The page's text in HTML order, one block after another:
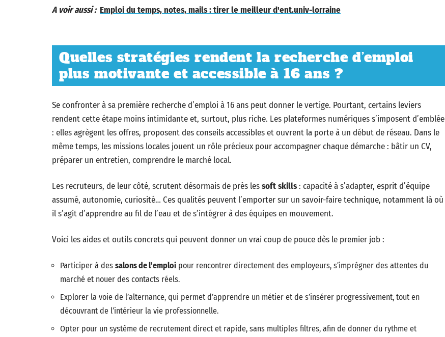
A voir aussi : Emploi du temps, notes, mails : tirer le meilleur d'ent.univ-lorraine
Quelles stratégies rendent la recherche d’emploi
plus motivante et accessible à 16 ans ?
Se confronter à sa première recherche d’emploi à 16 ans peut donner le vertige. Pourtant, certains leviers
rendent cette étape moins intimidante et, surtout, plus riche. Les plateformes numériques s’imposent d’emblée
: elles agrègent les offres, proposent des conseils accessibles et ouvrent la porte à un début de réseau. Dans le
même temps, les missions locales jouent un rôle précieux pour accompagner chaque démarche : bâtir un CV,
préparer un entretien, comprendre le marché local.
Les recruteurs, de leur côté, scrutent désormais de près lessoft skills: capacité à s’adapter, esprit d’équipe
assumé, autonomie, curiosité… Ces qualités peuvent l’emporter sur un savoir-faire technique, notamment là où
il s’agit d’apprendre au fil de l’eau et de s’intégrer à des équipes en mouvement.
Voici les aides et outils concrets qui peuvent donner un vrai coup de pouce dès le premier job :
Participer à des salons de l’emploi pour rencontrer directement des employeurs, s’imprégner des attentes du
marché et nouer des contacts réels.
Explorer la voie de l’alternance, qui permet d’apprendre un métier et de s’insérer progressivement, tout en
découvrant de l’intérieur la vie professionnelle.
Opter pour un système de recrutement direct et rapide, sans multiples filtres, afin de donner du rythme et